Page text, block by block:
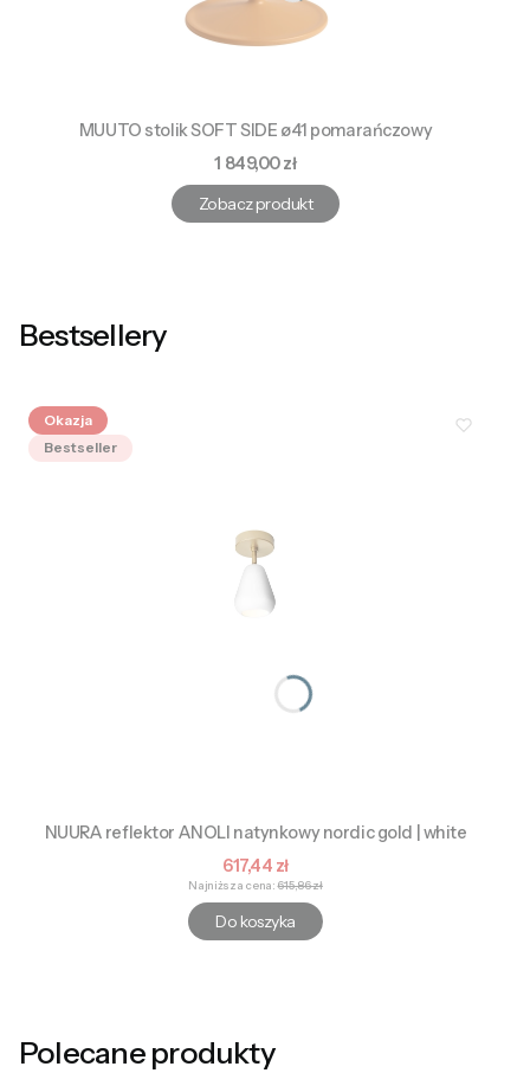
MUUTO stolik SOFT SIDE ø41 pomarańczowy
Cena
1 849,00 zł
Zobacz produkt
Bestsellery
Okazja
Bestseller
NUURA reflektor ANOLI natynkowy nordic gold | white
Cena promocyjna
617,44 zł
Najniższa cena: 615,86 zł
Do koszyka
Polecane produkty